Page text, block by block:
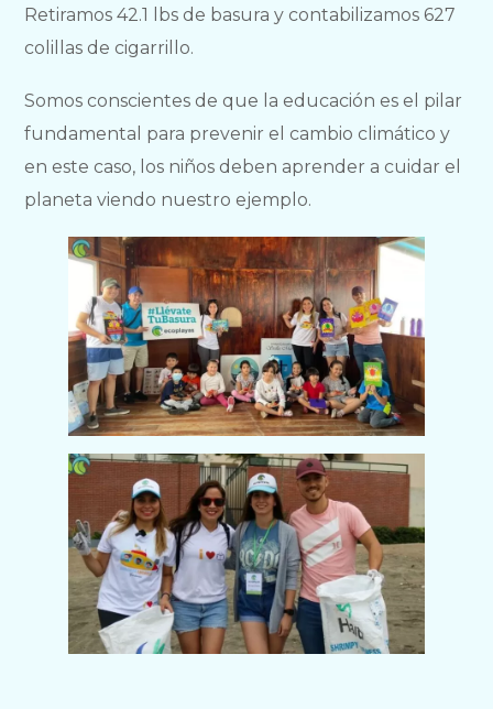
Retiramos 42.1 lbs de basura y contabilizamos 627
colillas de cigarrillo.
Somos conscientes de que la educación es el pilar
fundamental para prevenir el cambio climático y
en este caso, los niños deben aprender a cuidar el
planeta viendo nuestro ejemplo.